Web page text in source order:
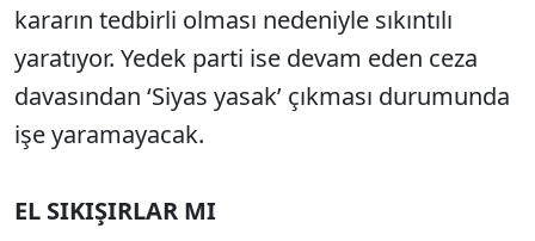
kararın tedbirli olması nedeniyle sıkıntılı
yaratıyor. Yedek parti ise devam eden ceza
davasından ‘Siyas yasak’ çıkması durumunda
işe yaramayacak.
EL SIKIŞIRLAR MI